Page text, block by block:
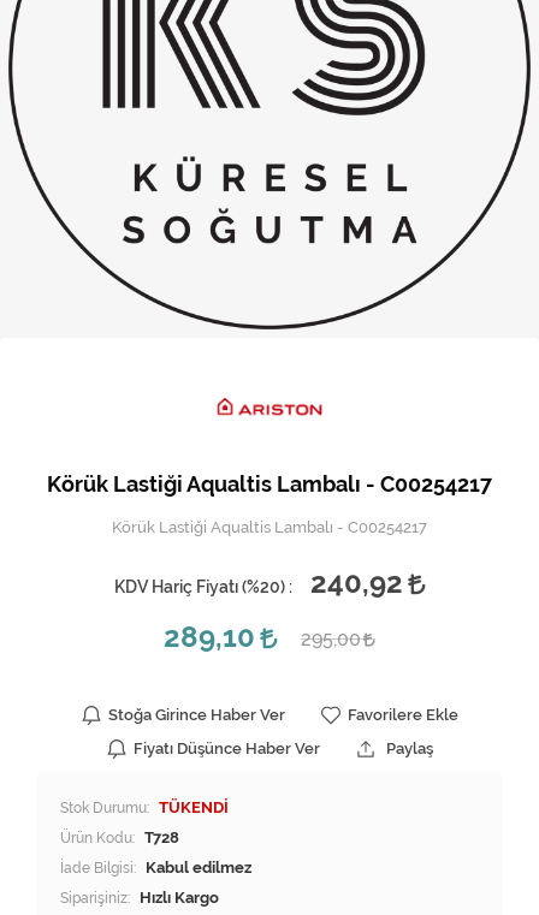
Fan
Fırın, Ocak ve Aspiratör
Klima
Kombi
Musluk
Körük Lastiği Aqualtis Lambalı - C00254217
Körük Lastiği Aqualtis Lambalı - C00254217
KDV Hariç Fiyatı (%20) :
240,92
289,10
295,00
Stoğa Girince Haber Ver
Favorilere Ekle
Fiyatı Düşünce Haber Ver
Paylaş
Stok Durumu: TÜKENDİ
Ürün Kodu: T728
İade Bilgisi:
Siparişiniz: Hızlı Kargo